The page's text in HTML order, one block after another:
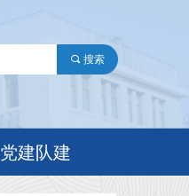
党建队建
끠 搜索